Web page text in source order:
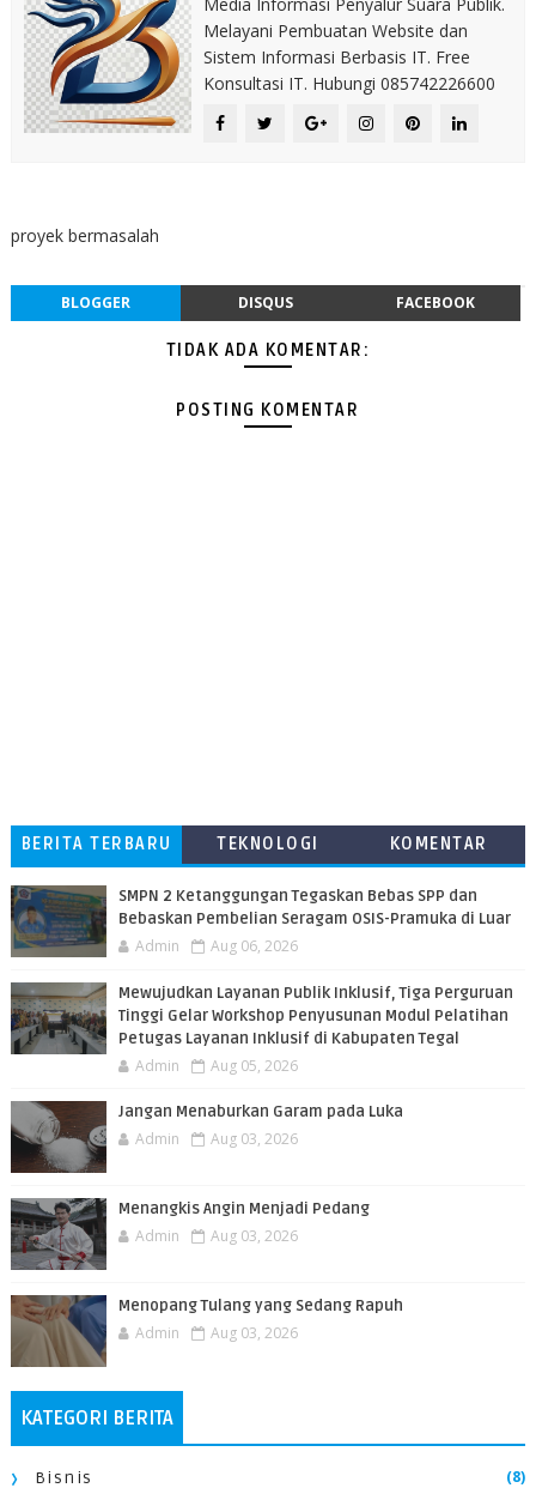
Melayani Pembuatan Website dan
Sistem Informasi Berbasis IT. Free
Konsultasi IT. Hubungi 085742226600
proyek bermasalah
BLOGGER DISQUS FACEBOOK
TIDAK ADA KOMENTAR:
POSTING KOMENTAR
BERITA TERBARU TEKNOLOGI
KOMENTAR
SMPN 2 Ketanggungan Tegaskan Bebas SPP dan
Bebaskan Pembelian Seragam OSIS-Pramuka di Luar
Admin Aug 06, 2026
​Mewujudkan Layanan Publik Inklusif, Tiga Perguruan
Tinggi Gelar Workshop Penyusunan Modul Pelatihan
Petugas Layanan Inklusif di Kabupaten Tegal
Admin Aug 05, 2026
Jangan Menaburkan Garam pada Luka
Admin Aug 03, 2026
Menangkis Angin Menjadi Pedang
Admin Aug 03, 2026
Menopang Tulang yang Sedang Rapuh
Admin Aug 03, 2026
KATEGORI BERITA
Bisnis (8)